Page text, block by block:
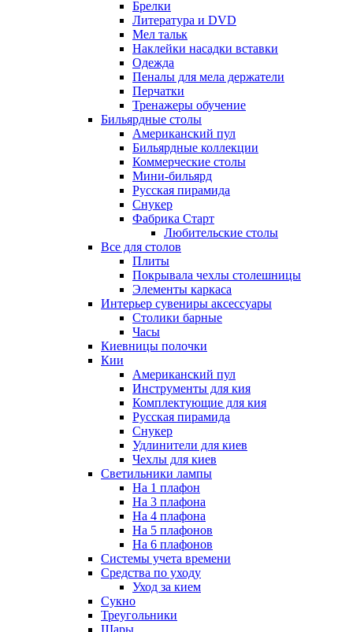
Брелки
Литература и DVD
Мел тальк
Наклейки насадки вставки
Одежда
Пеналы для мела держатели
Перчатки
Тренажеры обучение
Бильярдные столы
Американский пул
Бильярдные коллекции
Коммерческие столы
Мини-бильярд
Русская пирамида
Снукер
Фабрика Старт
Любительские столы
Все для столов
Плиты
Покрывала чехлы столешницы
Элементы каркаса
Интерьер сувениры аксессуары
Столики барные
Часы
Киевницы полочки
Кии
Американский пул
Инструменты для кия
Комплектующие для кия
Русская пирамида
Снукер
Удлинители для киев
Чехлы для киев
Светильники лампы
На 1 плафон
На 3 плафона
На 4 плафона
На 5 плафонов
На 6 плафонов
Системы учета времени
Средства по уходу
Уход за кием
Сукно
Треугольники
Шары